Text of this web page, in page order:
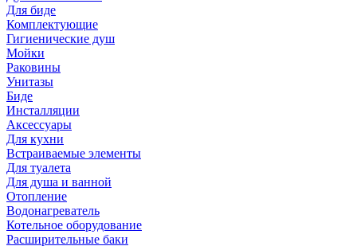
Для биде
Комплектующие
Гигиенические душ
Мойки
Раковины
Унитазы
Биде
Инсталляции
Аксессуары
Для кухни
Встраиваемые элементы
Для туалета
Для душа и ванной
Отопление
Водонагреватель
Котельное оборудование
Расширительные баки